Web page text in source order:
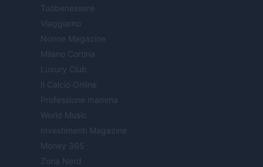
Tuobenessere
Viaggiamo
Nonne Magazine
Milano Cortina
Luxury Club
Il Calcio Online
Professione mamma
World Music
Investimenti Magazine
Money 365
Zona Nerd